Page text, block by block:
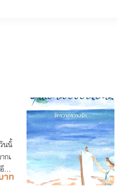
นนั้
กเ
ก
าท